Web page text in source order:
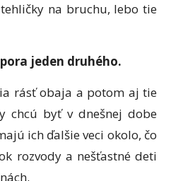
na bruchu, lebo tie
jeden druhého.
rásť obaja a potom aj tie
chcú byť v dnešnej dobe
ich ďalšie veci okolo, čo
rozvody a nešťastné deti